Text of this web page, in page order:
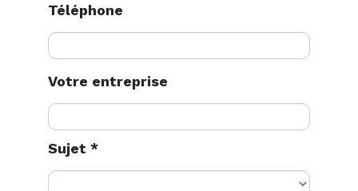
Téléphone
Votre entreprise
Sujet *